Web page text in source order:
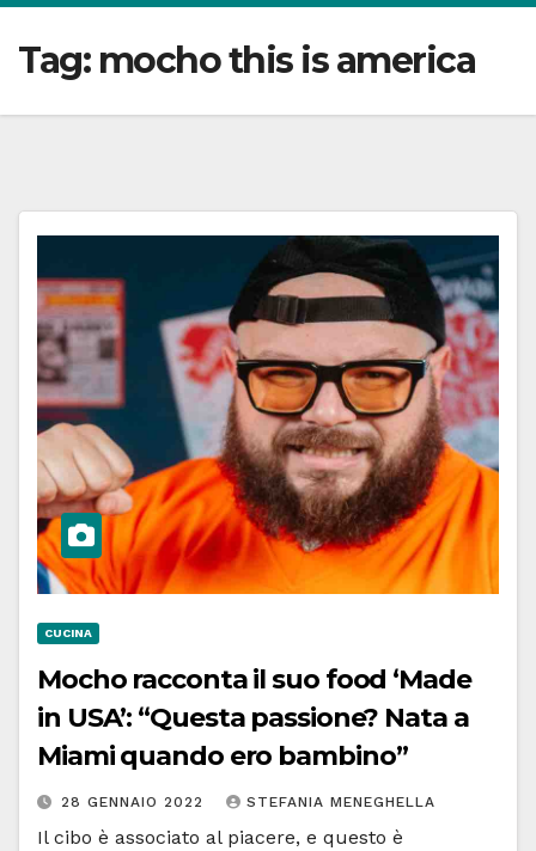
Tag: mocho this is america
CUCINA
Mocho racconta il suo food ‘Made
in USA’: “Questa passione? Nata a
Miami quando ero bambino”
28 GENNAIO 2022 STEFANIA MENEGHELLA
Il cibo è associato al piacere, e questo è